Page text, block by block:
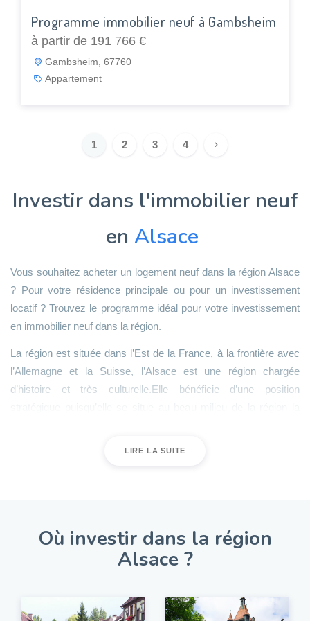
Programme immobilier neuf à Gambsheim
à partir de 191 766 €
Gambsheim, 67760
Appartement
1 2 3 4
Investir dans l'immobilier neuf
en Alsace
Vous souhaitez acheter un logement neuf dans la région Alsace
? Pour votre résidence principale ou pour un investissement
locatif ? Trouvez le programme idéal pour votre investissement
en immobilier neuf dans la région.
La région est située dans l’Est de la France, à la frontière avec
l’Allemagne et la Suisse, l’Alsace est une région chargée
d’histoire et très culturelle.Elle bénéficie d’une position
Ainsi grâce à ses nombreux atouts, l’Alsace est une région très
nationale notamment dans l’immobilier neuf. En combinant cet
LIRE LA SUITE
Où investir dans la région
Alsace ?